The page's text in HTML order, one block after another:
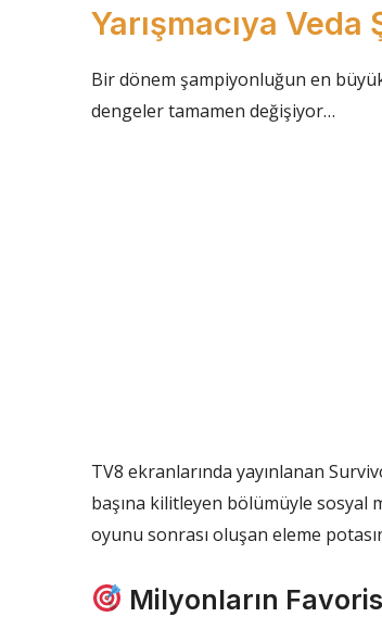
Yarışmacıya Veda
Bir dönem şampiyonluğun en
dengeler tamamen değişiyor…
TV8 ekranlarında yayınlanan
başına kilitleyen bölümüyle sosyal
oyunu sonrası oluşan eleme
Milyonların